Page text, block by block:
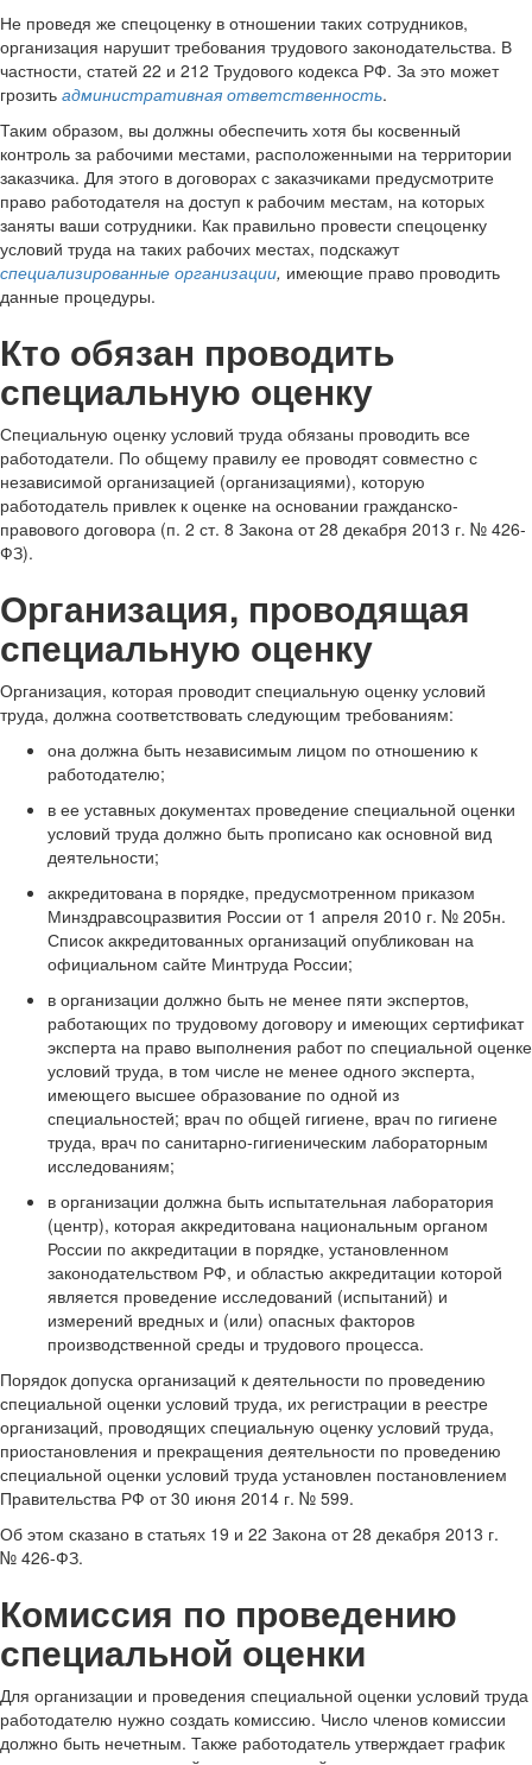
Не проведя же спецоценку в отношении таких сотрудников,
организация нарушит требования трудового законодательства. В
частности, статей 22 и 212 Трудового кодекса РФ. За это может
грозить административная ответственность.
Таким образом, вы должны обеспечить хотя бы косвенный
контроль за рабочими местами, расположенными на территории
заказчика. Для этого в договорах с заказчиками предусмотрите
право работодателя на доступ к рабочим местам, на которых
заняты ваши сотрудники. Как правильно провести спецоценку
условий труда на таких рабочих местах, подскажут
специализированные организации, имеющие право проводить
данные процедуры.
Кто обязан проводить
специальную оценку
Специальную оценку условий труда обязаны проводить все
работодатели. По общему правилу ее проводят совместно с
независимой организацией (организациями), которую
работодатель привлек к оценке на основании гражданско-
правового договора (п. 2 ст. 8 Закона от 28 декабря 2013 г. № 426-
ФЗ).
Организация, проводящая
специальную оценку
Организация, которая проводит специальную оценку условий
труда, должна соответствовать следующим требованиям:
она должна быть независимым лицом по отношению к
работодателю;
в ее уставных документах проведение специальной оценки
условий труда должно быть прописано как основной вид
деятельности;
аккредитована в порядке, предусмотренном приказом
Минздравсоцразвития России от 1 апреля 2010 г. № 205н.
Список аккредитованных организаций опубликован на
официальном сайте Минтруда России;
в организации должно быть не менее пяти экспертов,
работающих по трудовому договору и имеющих сертификат
эксперта на право выполнения работ по специальной оценке
условий труда, в том числе не менее одного эксперта,
имеющего высшее образование по одной из
специальностей; врач по общей гигиене, врач по гигиене
труда, врач по санитарно-гигиеническим лабораторным
исследованиям;
в организации должна быть испытательная лаборатория
(центр), которая аккредитована национальным органом
России по аккредитации в порядке, установленном
законодательством РФ, и областью аккредитации которой
является проведение исследований (испытаний) и
измерений вредных и (или) опасных факторов
производственной среды и трудового процесса.
Порядок допуска организаций к деятельности по проведению
специальной оценки условий труда, их регистрации в реестре
организаций, проводящих специальную оценку условий труда,
приостановления и прекращения деятельности по проведению
специальной оценки условий труда установлен постановлением
Правительства РФ от 30 июня 2014 г. № 599.
Об этом сказано в статьях 19 и 22 Закона от 28 декабря 2013 г.
№ 426-ФЗ.
Комиссия по проведению
специальной оценки
Для организации и проведения специальной оценки условий труда
работодателю нужно создать комиссию. Число членов комиссии
должно быть нечетным. Также работодатель утверждает график